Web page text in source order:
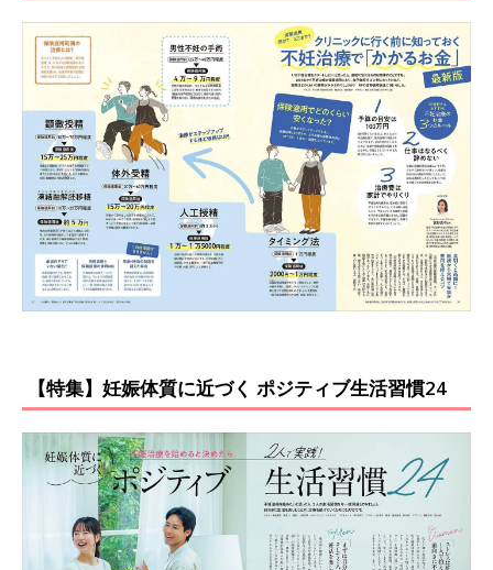
【特集】妊娠体質に近づく ポジティブ生活習慣24